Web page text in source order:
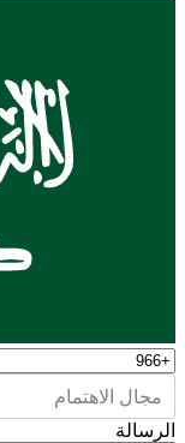
مجال الاهتمام
الرسالة